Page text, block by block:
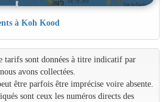
à Koh Kood
tarifs sont données à titre indicatif par
avons collectées.
être parfois être imprécise voire absente.
sont ceux les numéros directs des